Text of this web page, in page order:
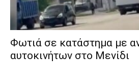
Φωτιά σε κατάστημα με
αυτοκινήτων στο Μενίδι